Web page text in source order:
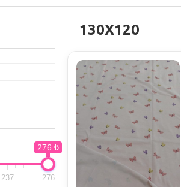
276 ₺
237 276
130X120